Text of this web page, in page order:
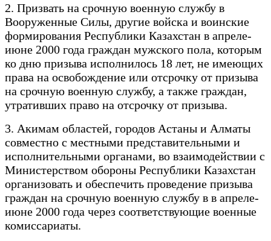
2. Призвать на срочную военную службу в
Вооруженные Силы, другие войска и воинские
формирования Республики Казахстан в апреле-
июне 2000 года граждан мужского пола, которым
ко дню призыва исполнилось 18 лет, не имеющих
права на освобождение или отсрочку от призыва
на срочную военную службу, а также граждан,
утративших право на отсрочку от призыва.
3. Акимам областей, городов Астаны и Алматы
совместно с местными представительными и
исполнительными органами, во взаимодействии с
Министерством обороны Республики Казахстан
организовать и обеспечить проведение призыва
граждан на срочную военную службу в в апреле-
июне 2000 года через соответствующие военные
комиссариаты.